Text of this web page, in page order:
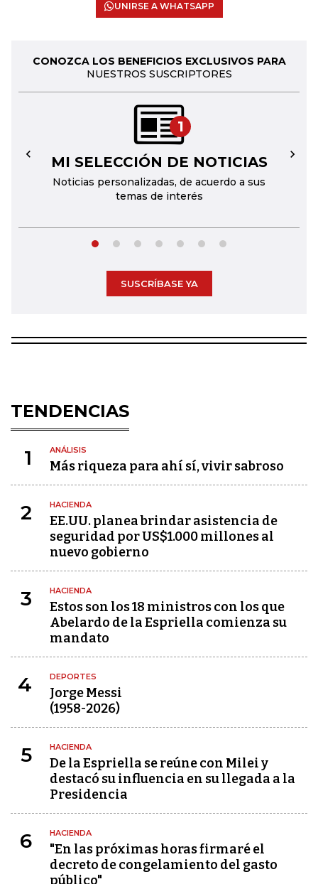
UNIRSE A WHATSAPP
CONOZCA LOS BENEFICIOS EXCLUSIVOS PARA
NUESTROS SUSCRIPTORES
1
MI SELECCIÓN DE NOTICIAS
Noticias personalizadas, de acuerdo a sus
temas de interés
← →
SUSCRÍBASE YA
TENDENCIAS
1 ANÁLISIS
Más riqueza para ahí sí, vivir sabroso
2 HACIENDA
EE.UU. planea brindar asistencia de
seguridad por US$1.000 millones al
nuevo gobierno
3 HACIENDA
Estos son los 18 ministros con los que
Abelardo de la Espriella comienza su
mandato
4 DEPORTES
Jorge Messi
(1958-2026)
5 HACIENDA
De la Espriella se reúne con Milei y
destacó su influencia en su llegada a la
Presidencia
6 HACIENDA
"En las próximas horas firmaré el
decreto de congelamiento del gasto
público"